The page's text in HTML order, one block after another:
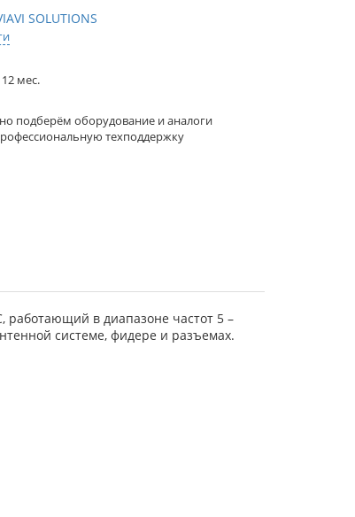
SOLUTIONS
мес.
подберём оборудование и аналоги
техподдержку
работающий в диапазоне частот 5 –
системе, фидере и разъемах.